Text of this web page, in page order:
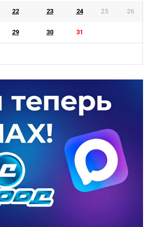
22 23 24 25 26
29 30 31